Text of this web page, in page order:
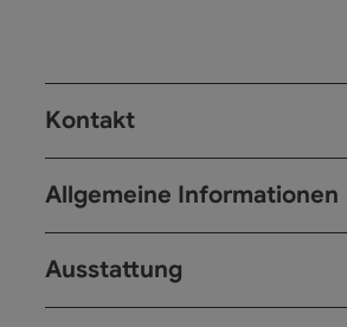
Kontakt
Allgemeine Informationen
Ausstattung